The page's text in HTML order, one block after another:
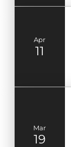
Apr
11
Mar
19